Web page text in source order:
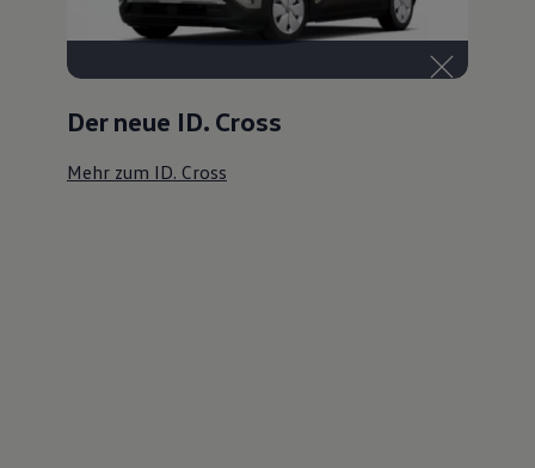
Der neue ID. Cross
Mehr zum ID. Cross